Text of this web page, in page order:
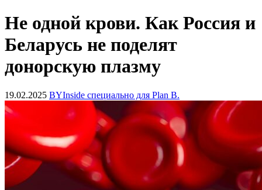
Не одной крови. Как Россия и
Беларусь не поделят
донорскую плазму
19.02.2025 BYInside специально для Plan B.